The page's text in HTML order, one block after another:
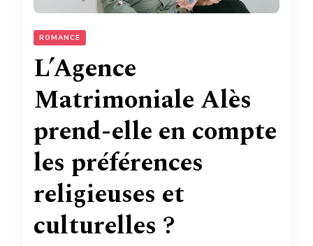
ROMANCE
L’Agence
Matrimoniale Alès
prend-elle en compte
les préférences
religieuses et
culturelles ?